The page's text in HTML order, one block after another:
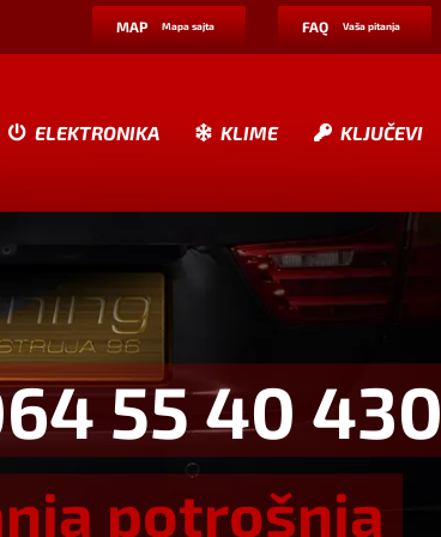
MAP Mapa sajta FAQ Vaša pitanja
ELEKTRONIKA KLIME KLJUČEVI
55 40 430
potrošnja